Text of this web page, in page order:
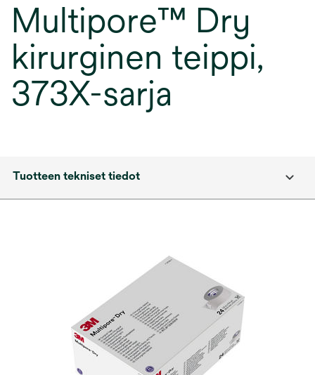
Multipore™ Dry
kirurginen teippi,
373X-sarja
Tuotteen tekniset tiedot